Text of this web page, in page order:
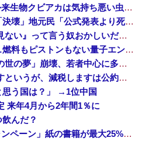
【予算100万】 市長「特定外来生物クビアカは気持ち悪い虫だしそんな需要ないと思う」1匹300円相当の報奨金→初日に42万取られ焦り
中国「大洪水！」中国ダム「決壊」地元民「公式発表より死者多い！」中国政府「住民拘束！（安否不明」中国当局「救助隊動画も削除」台風13号「三峡ダム接近中」→
【正論】 有吉「『俺テレビ見ない』って言う奴おかしいだろ。団子屋で『団子食べない』って言うか？」
世界初の超伝導量子熱機関…燃料もピストンもない量子エンジンが回った！
【株式投資】 韓国で「真夏の世の夢」崩壊、若者中心に多くの人が「人生オワタ」―中国メディア
【動画】 石破「公約を果たすというが、減税しますは公約ではない。検討を加速するというのが公約だ」
う国は？」 →1位中国
来年4月から2年間1％に
んだ？
Amazon「夏のポイントキャンペーン」紙の書籍が最大25%ポイント還元 対象と条件を整理（2026年7月）